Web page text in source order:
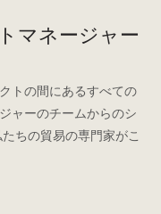
マネージャー
トの間にあるすべての
ャーのチームからのシ
ちの貿易の専門家がこ